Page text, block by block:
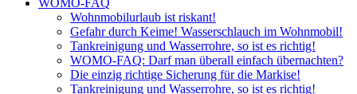
Wohnmobilurlaub ist riskant!
Gefahr durch Keime! Wasserschlauch im Wohnmobil!
Tankreinigung und Wasserrohre, so ist es richtig!
WOMO-FAQ: Darf man überall einfach übernachten?
Die einzig richtige Sicherung für die Markise!
Tankreinigung und Wasserrohre, so ist es richtig!